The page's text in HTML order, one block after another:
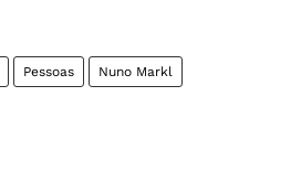
Pessoas Nuno Markl